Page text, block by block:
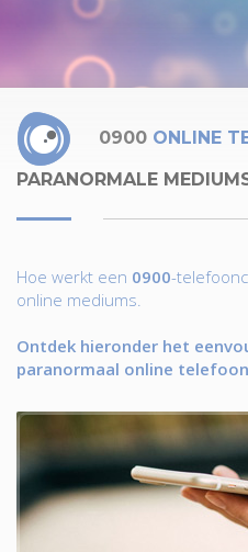
0900 ONLINE
PARANORMALE
Hoe werkt een 0900-
online mediums.
Ontdek hieronder het
paranormaal online